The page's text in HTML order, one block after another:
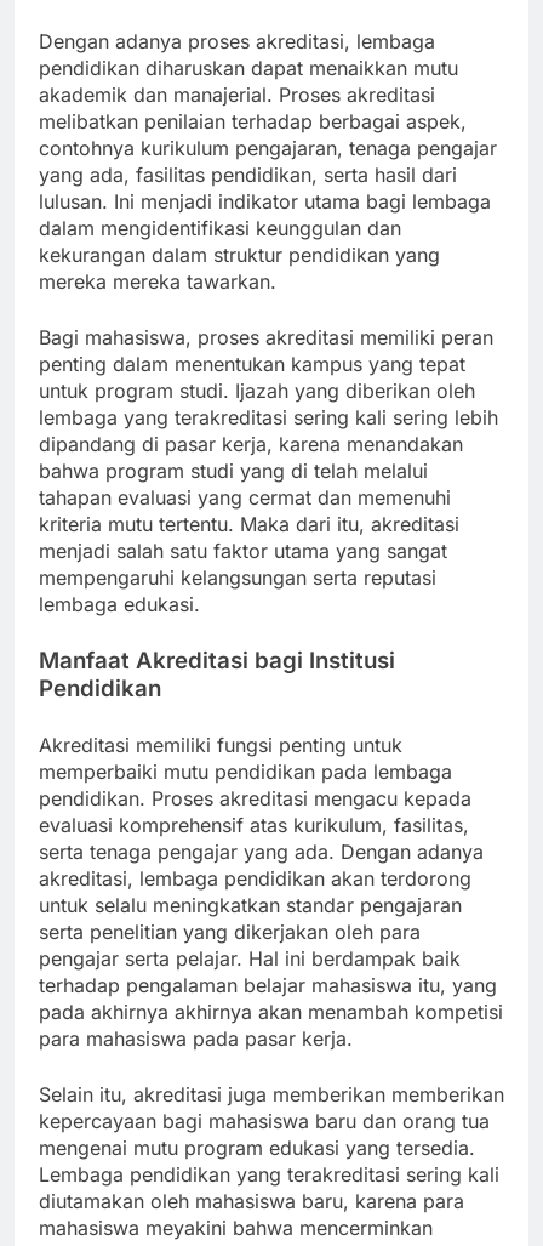
Dengan adanya proses akreditasi, lembaga
pendidikan diharuskan dapat menaikkan mutu
akademik dan manajerial. Proses akreditasi
melibatkan penilaian terhadap berbagai aspek,
contohnya kurikulum pengajaran, tenaga pengajar
yang ada, fasilitas pendidikan, serta hasil dari
lulusan. Ini menjadi indikator utama bagi lembaga
dalam mengidentifikasi keunggulan dan
kekurangan dalam struktur pendidikan yang
mereka mereka tawarkan.
Bagi mahasiswa, proses akreditasi memiliki peran
penting dalam menentukan kampus yang tepat
untuk program studi. Ijazah yang diberikan oleh
lembaga yang terakreditasi sering kali sering lebih
dipandang di pasar kerja, karena menandakan
bahwa program studi yang di telah melalui
tahapan evaluasi yang cermat dan memenuhi
kriteria mutu tertentu. Maka dari itu, akreditasi
menjadi salah satu faktor utama yang sangat
mempengaruhi kelangsungan serta reputasi
lembaga edukasi.
Manfaat Akreditasi bagi Institusi
Pendidikan
Akreditasi memiliki fungsi penting untuk
memperbaiki mutu pendidikan pada lembaga
pendidikan. Proses akreditasi mengacu kepada
evaluasi komprehensif atas kurikulum, fasilitas,
serta tenaga pengajar yang ada. Dengan adanya
akreditasi, lembaga pendidikan akan terdorong
untuk selalu meningkatkan standar pengajaran
serta penelitian yang dikerjakan oleh para
pengajar serta pelajar. Hal ini berdampak baik
terhadap pengalaman belajar mahasiswa itu, yang
pada akhirnya akhirnya akan menambah kompetisi
para mahasiswa pada pasar kerja.
Selain itu, akreditasi juga memberikan memberikan
kepercayaan bagi mahasiswa baru dan orang tua
mengenai mutu program edukasi yang tersedia.
Lembaga pendidikan yang terakreditasi sering kali
diutamakan oleh mahasiswa baru, karena para
mahasiswa meyakini bahwa mencerminkan